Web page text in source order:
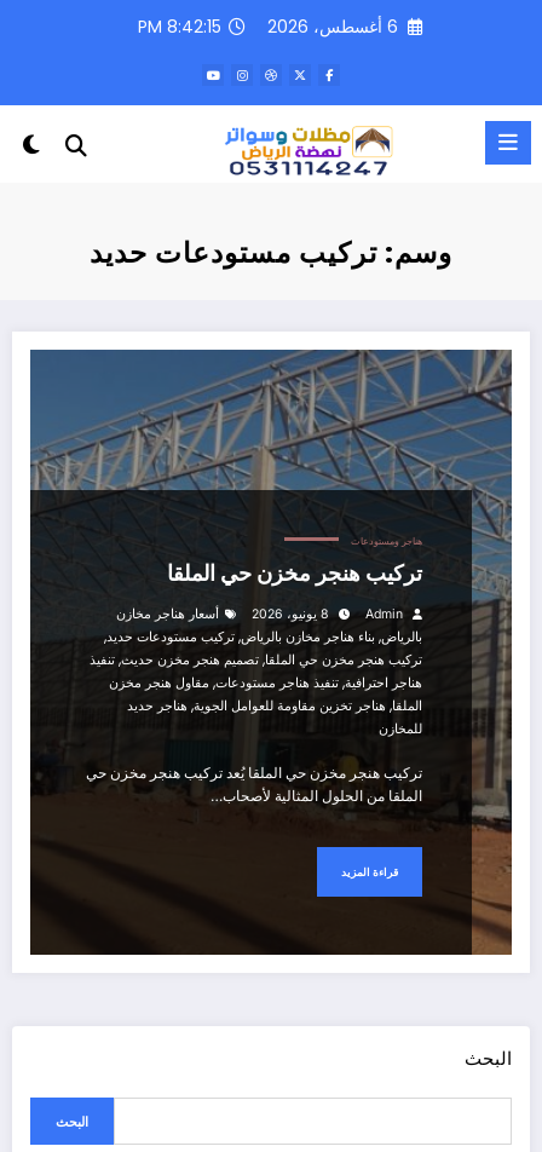
6 أغسطس، 2026 8:42:15 PM
وسم: تركيب مستودعات حديد
هناجر ومستودعات
تركيب هنجر مخزن حي الملقا
Admin 8 يونيو، 2026
أسعار هناجر مخازن
بالرياض, بناء هناجر مخازن بالرياض, تركيب مستودعات حديد,
تركيب هنجر مخزن حي الملقا, تصميم هنجر مخزن حديث, تنفيذ
هناجر احترافية, تنفيذ هناجر مستودعات, مقاول هنجر مخزن
الملقا, هناجر تخزين مقاومة للعوامل الجوية, هناجر حديد
للمخازن
تركيب هنجر مخزن حي الملقا يُعد تركيب هنجر مخزن حي
الملقا من الحلول المثالية لأصحاب…
قراءة المزيد
البحث
البحث